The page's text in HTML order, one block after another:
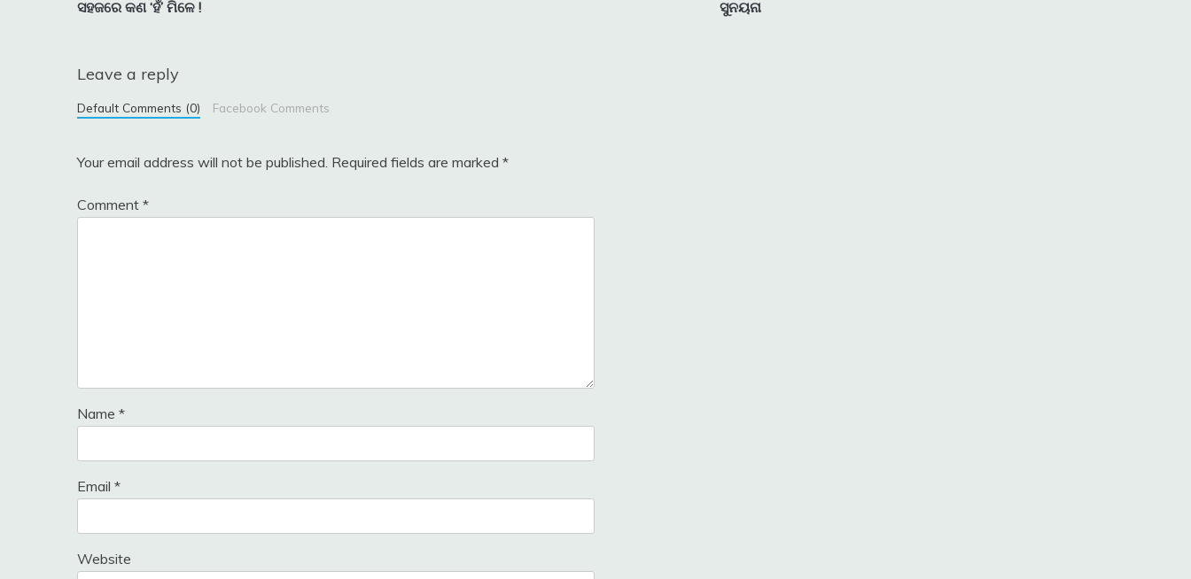
navigation
ସହଜରେ କଣ ‘ହଁ’ ମିଳେ !
ସୁନୟନା
Leave a reply
Default Comments (0) Facebook Comments
Your email address will not be published. Required fields are marked *
Comment *
Name *
Email *
Website